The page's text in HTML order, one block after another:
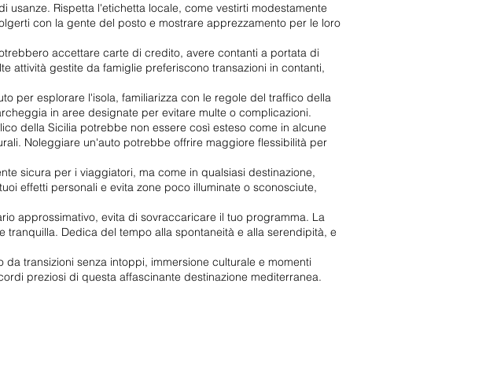
usanze. Rispetta l'etichetta locale, come vestirti modestamente
con la gente del posto e mostrare apprezzamento per le loro
accettare carte di credito, avere contanti a portata di
attività gestite da famiglie preferiscono transazioni in contanti,
per esplorare l'isola, familiarizza con le regole del traffico della
in aree designate per evitare multe o complicazioni.
della Sicilia potrebbe non essere così esteso come in alcune
Noleggiare un'auto potrebbe offrire maggiore flessibilità per
sicura per i viaggiatori, ma come in qualsiasi destinazione,
effetti personali e evita zone poco illuminate o sconosciute,
approssimativo, evita di sovraccaricare il tuo programma. La
Dedica del tempo alla spontaneità e alla serendipità, e
transizioni senza intoppi, immersione culturale e momenti
preziosi di questa affascinante destinazione mediterranea.